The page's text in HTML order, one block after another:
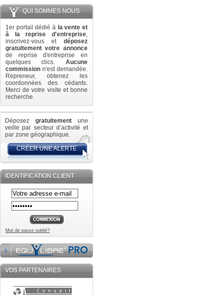
QUI SOMMES NOUS
1er portail dédié à la vente et
à la reprise d'entreprise,
inscrivez-vous et déposez
gratuitement votre annonce
de reprise d'entreprise en
quelques clics. Aucune
commission n'est demandée.
Repreneur, obtenez les
coordonnées des cédants.
Merci de votre visite et bonne
recherche.
Déposez gratuitement une
veille par secteur d’activité et
par zone géographique.
CRÉER UNE ALERTE
IDENTIFICATION CLIENT
Mot de passe oublié?
VOS PARTENAIRES